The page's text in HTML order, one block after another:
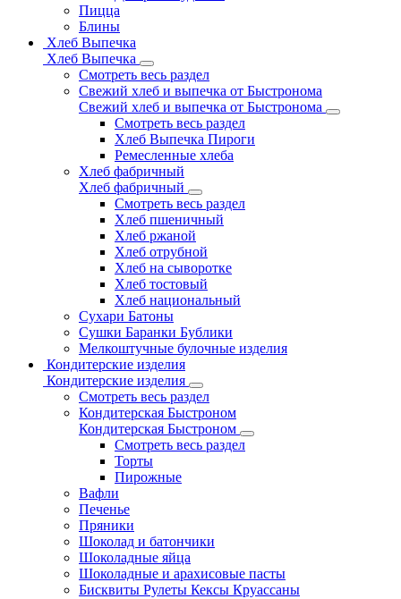
Пицца
Блины
Хлеб Выпечка
Хлеб Выпечка
Смотреть весь раздел
Свежий хлеб и выпечка от Быстронома
Свежий хлеб и выпечка от Быстронома
Смотреть весь раздел
Хлеб Выпечка Пироги
Ремесленные хлеба
Хлеб фабричный
Хлеб фабричный
Смотреть весь раздел
Хлеб пшеничный
Хлеб ржаной
Хлеб отрубной
Хлеб на сыворотке
Хлеб тостовый
Хлеб национальный
Сухари Батоны
Сушки Баранки Бублики
Мелкоштучные булочные изделия
Кондитерские изделия
Кондитерские изделия
Смотреть весь раздел
Кондитерская Быстроном
Кондитерская Быстроном
Смотреть весь раздел
Торты
Пирожные
Вафли
Печенье
Пряники
Шоколад и батончики
Шоколадные яйца
Шоколадные и арахисовые пасты
Бисквиты Рулеты Кексы Круассаны